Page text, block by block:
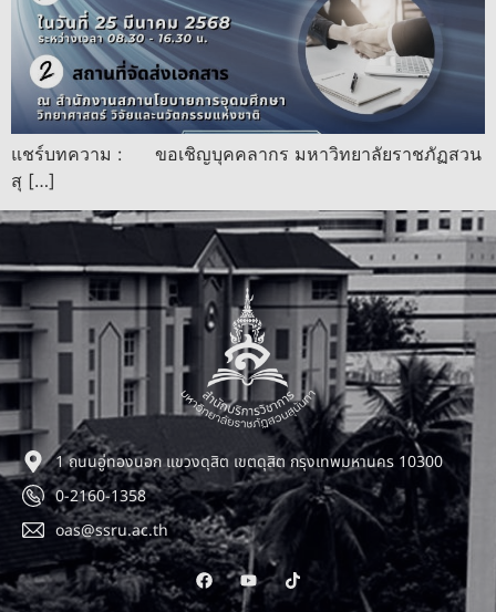
แชร์บทความ : ขอเชิญบุคคลากร มหาวิทยาลัยราชภัฏสวน
สุ […]
1 ถนนอู่ทองนอก แขวงดุสิต เขตดุสิต กรุงเทพมหานคร 10300
0-2160-1358
oas@ssru.ac.th